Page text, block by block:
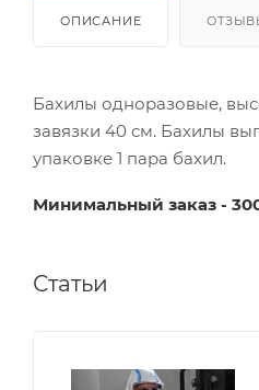
ОПИСАНИЕ
Бахилы одноразовые,
завязки 40 см. Бахилы
упаковке 1 пара бахил.
Минимальный заказ -
Статьи